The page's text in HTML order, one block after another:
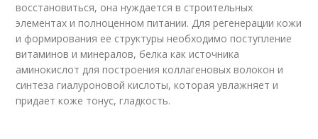
восстановиться, она нуждается в строительных
элементах и полноценном питании. Для регенерации кожи
и формирования ее структуры необходимо поступление
витаминов и минералов, белка как источника
аминокислот для построения коллагеновых волокон и
синтеза гиалуроновой кислоты, которая увлажняет и
придает коже тонус, гладкость.